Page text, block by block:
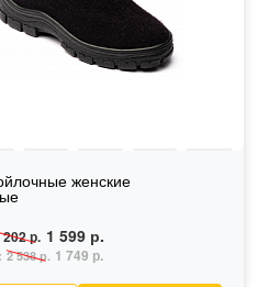
женские
202 р. 1 599 р.
2 538 р. 1 749 р.